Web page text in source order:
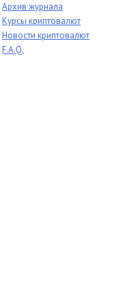
Архив журнала
Курсы криптовалют
Новости криптовалют
F.A.Q.